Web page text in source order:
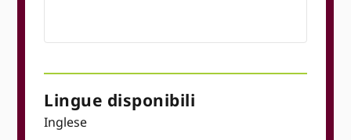
Lingue disponibili
Inglese